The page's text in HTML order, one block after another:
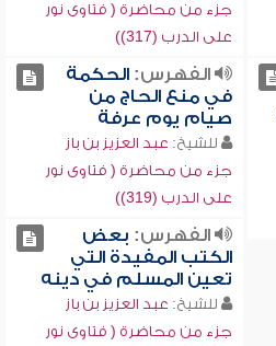
جزء من محاضرة ( فتاوى نور
على الدرب (317))
الفهرس:الحكمة
في منع الحاج من
صيام يوم عرفة
للشيخ: عبد العزيز بن باز
جزء من محاضرة ( فتاوى نور
على الدرب (319))
الفهرس: بعض
الكتب المفيدة التي
تعين المسلم في دينه
للشيخ: عبد العزيز بن باز
جزء من محاضرة ( فتاوى نور